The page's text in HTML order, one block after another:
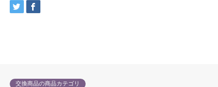
交換商品の商品カテゴリ